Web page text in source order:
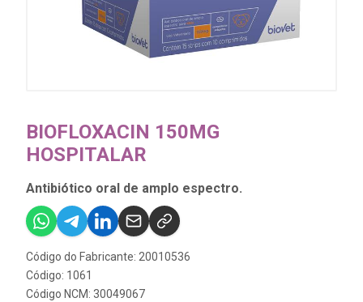
BIOFLOXACIN 150MG
HOSPITALAR
Antibiótico oral de amplo espectro.
Código do Fabricante: 20010536
Código: 1061
Código NCM: 30049067